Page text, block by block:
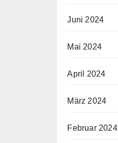
Juni 2024
Mai 2024
April 2024
März 2024
Februar 2024